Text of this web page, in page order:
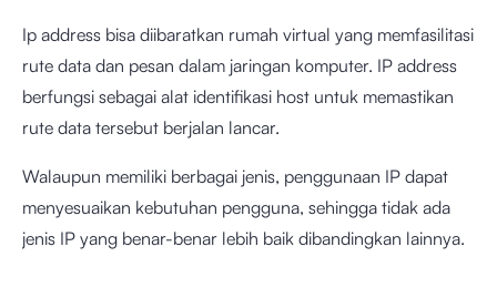
Ip address bisa diibaratkan rumah virtual yang memfasilitasi
rute data dan pesan dalam jaringan komputer. IP address
berfungsi sebagai alat identifikasi host untuk memastikan
rute data tersebut berjalan lancar.
Walaupun memiliki berbagai jenis, penggunaan IP dapat
menyesuaikan kebutuhan pengguna, sehingga tidak ada
jenis IP yang benar-benar lebih baik dibandingkan lainnya.